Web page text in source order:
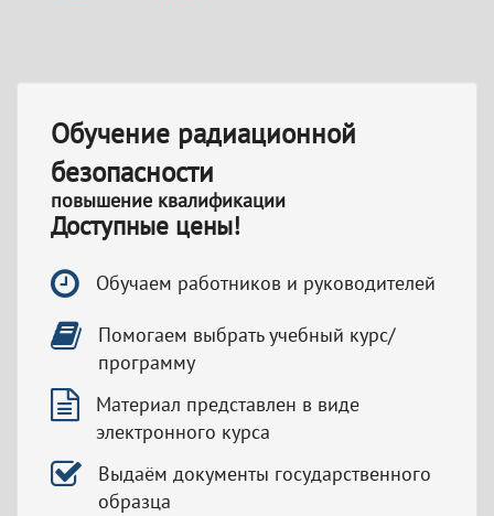
Обучение радиационной
безопасности
повышение квалификации
Доступные цены!
Обучаем работников и руководителей
Помогаем выбрать учебный курс/
программу
Материал представлен в виде
электронного курса
Выдаём документы государственного
образца